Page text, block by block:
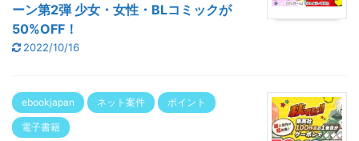
ーン第2弾 少女・女性・BLコミックが
50%OFF！
2022/10/16
ebookjapan ネット案件 ポイント
電子書籍